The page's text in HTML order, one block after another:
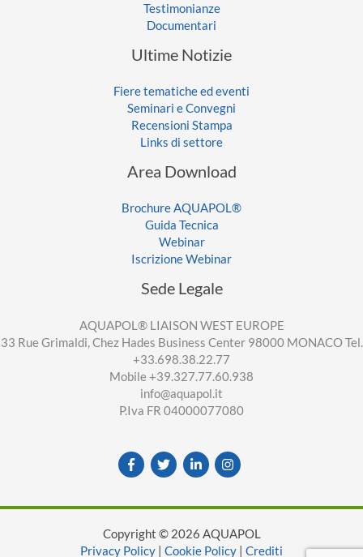
Testimonianze
Documentari
Ultime Notizie
Fiere tematiche ed eventi
Seminari e Convegni
Recensioni Stampa
Links di settore
Area Download
Brochure AQUAPOL®
Guida Tecnica
Webinar
Iscrizione Webinar
Sede Legale
AQUAPOL® LIAISON WEST EUROPE
33 Rue Grimaldi, Chez Hades Business Center 98000 MONACO Tel.
+33.698.38.22.77
Mobile +39.327.77.60.938
info@aquapol.it
P.Iva FR 04000077080
Copyright © 2026 AQUAPOL
Privacy Policy
Cookie Policy Crediti